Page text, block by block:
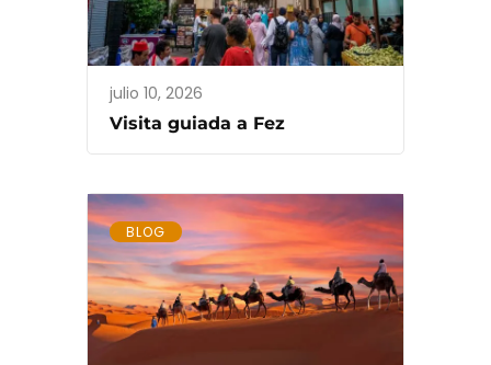
julio 10, 2026
Visita guiada a Fez
BLOG